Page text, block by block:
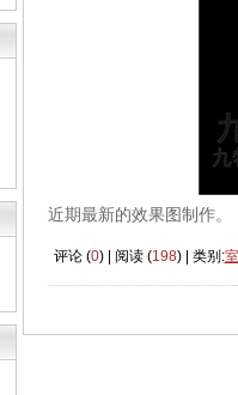
近期最新的效果图制作。
评论 (0) | 阅读 (198) | 类别: